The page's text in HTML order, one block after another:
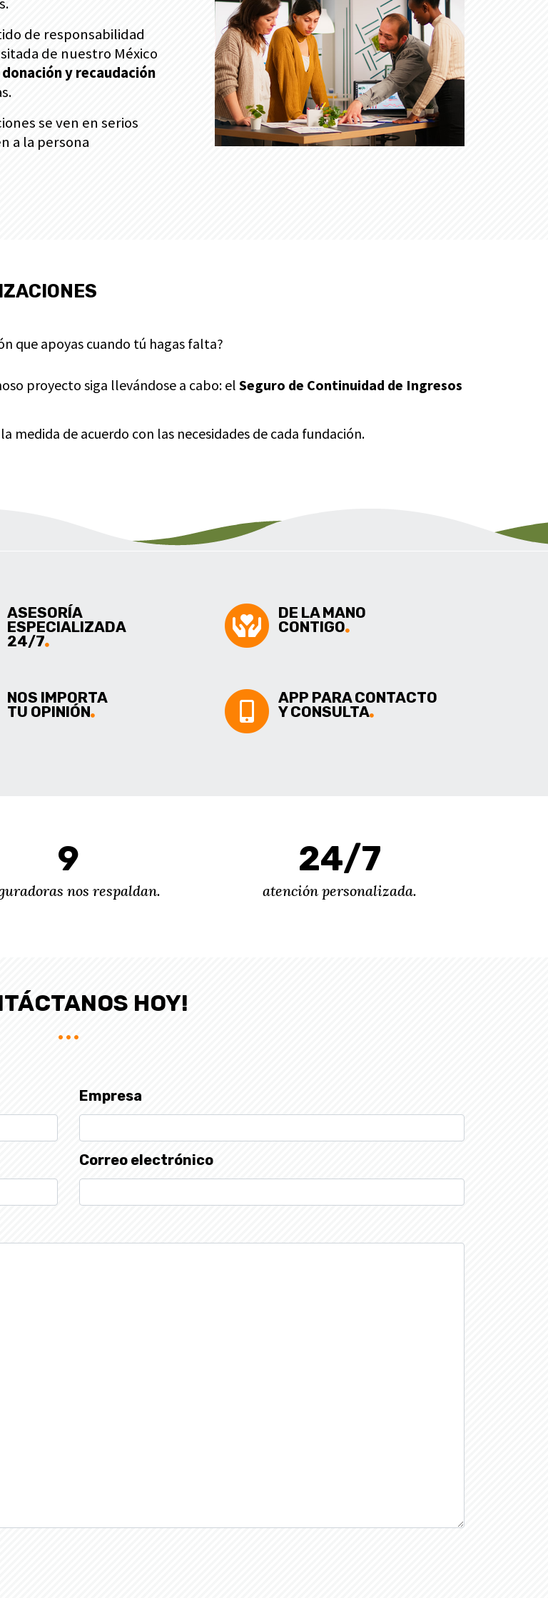
de responsabilidad
de nuestro México
donación y recaudación
se ven en serios
a la persona
que apoyas cuando tú hagas falta?
proyecto siga llevándose a cabo: el Seguro de Continuidad de Ingresos
medida de acuerdo con las necesidades de cada fundación.
ASESORÍA
ESPECIALIZADA
24/7
DE LA MANO
CONTIGO
NOS IMPORTA
TU OPINIÓN
APP PARA CONTACTO
Y CONSULTA
9
nos respaldan.
24/7
atención personalizada.
HOY!
Empresa
Correo electrónico